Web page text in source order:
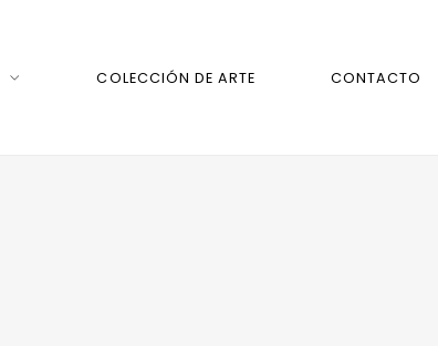
COLECCIÓN DE ARTE CONTACTO